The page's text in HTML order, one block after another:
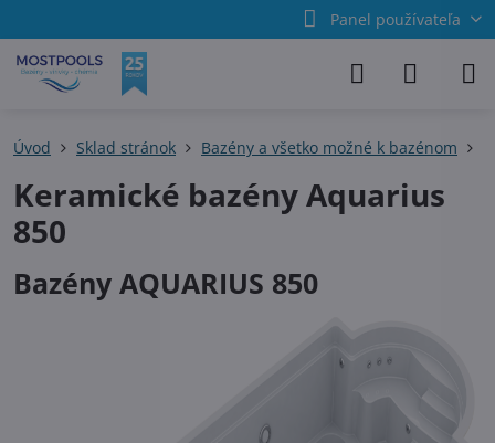
Panel používateľa
Úvod Sklad stránok Bazény a všetko možné k bazénom
Keramické bazény Aquarius
850
Bazény AQUARIUS 850